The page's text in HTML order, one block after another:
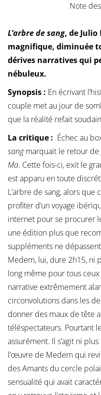
Note
L’arbre de sang, de Julio
magnifique, diminuée
dérives narratives qui
nébuleux.
Synopsis : En écrivant
couple met au jour de
que la réalité refait
La critique : Échec au
sangmarquait le retour de
Ma. Cette fois-ci, exit le
est apparu en toute
L’arbre de sang, alors
profiter d’un voyage
internet pour se procurer
une édition plus que
suppléments ne
Medem, lui, dure 2h15, ni
long même pour tous
narrative extrêmement
circonvolutions dans les
donner des maux de tête
téléspectateurs. Pourtant
assurément. Il s’agit ni
l’œuvre de Medem qui
des Amants du cercle
sensualité qui avait